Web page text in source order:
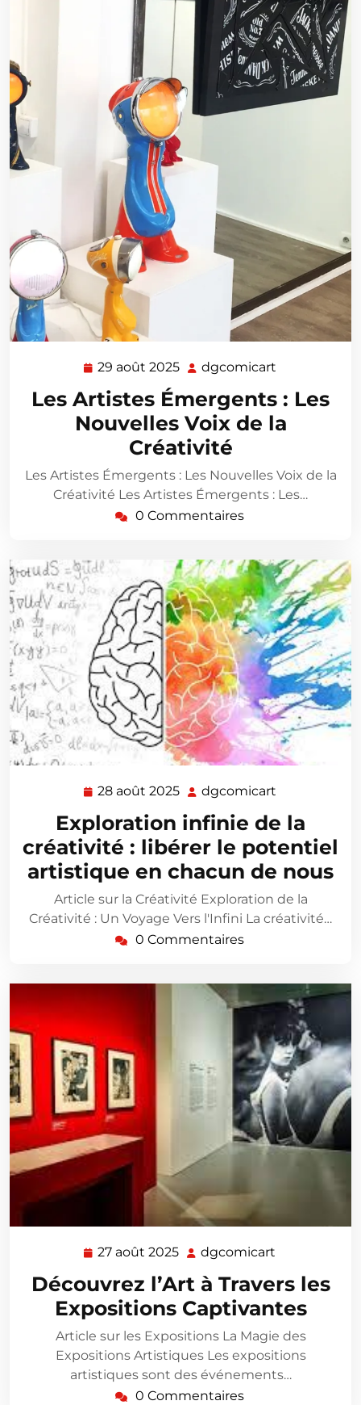
29 août 2025 29
2025
dgcomicart
Les Artistes Émergents : Les
Nouvelles Voix de la
Créativité
Les Artistes Émergents : Les Nouvelles Voix de la
Créativité Les Artistes Émergents : Les…
0 Commentaires
28 août 2025 28
août
2025
dgcomicart
Exploration infinie de la
créativité : libérer le potentiel
artistique en chacun de nous
Article sur la Créativité Exploration de la
Créativité : Un Voyage Vers l'Infini La créativité…
0 Commentaires
27 août 2025 27
août
2025
dgcomicart
Découvrez l’Art à Travers les
Expositions Captivantes
Article sur les Expositions La Magie des
Expositions Artistiques Les expositions
artistiques sont des événements…
0 Commentaires